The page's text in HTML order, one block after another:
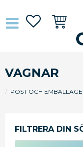
FavoriterKundvagn
VAGNAR
POST OCH EMBALLAGE